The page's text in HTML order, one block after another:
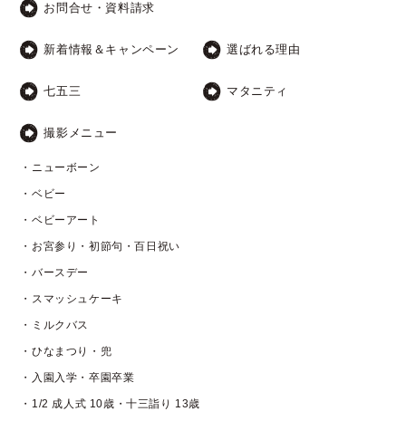
お問合せ・資料請求
新着情報＆キャンペーン 選ばれる理由
七五三 マタニティ
撮影メニュー
・ニューボーン
・ベビー
・ベビーアート
・お宮参り・初節句・百日祝い
・バースデー
・スマッシュケーキ
・ミルクバス
・ひなまつり・兜
・入園入学・卒園卒業
・1/2 成人式 10歳・十三詣り 13歳